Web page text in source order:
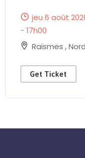
jeu 6 août
- 17h00
Raismes ,Nord
Get Ticket